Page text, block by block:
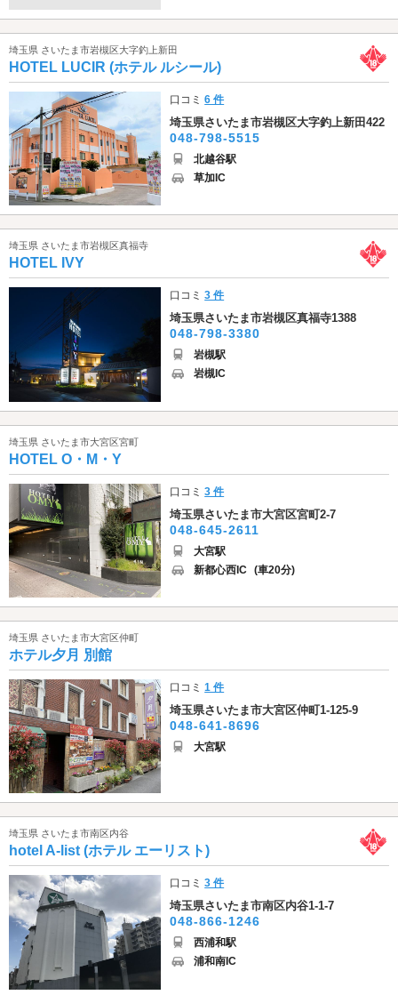
埼玉県 さいたま市岩槻区大字釣上新田
HOTEL LUCIR (ホテル ルシール)
口コミ6 件
埼玉県さいたま市岩槻区大字釣上新田422
048-798-5515
北越谷駅
草加IC
埼玉県 さいたま市岩槻区真福寺
HOTEL IVY
口コミ3 件
埼玉県さいたま市岩槻区真福寺1388
048-798-3380
岩槻駅
岩槻IC
埼玉県 さいたま市大宮区宮町
HOTEL O・M・Y
口コミ3 件
埼玉県さいたま市大宮区宮町2-7
048-645-2611
大宮駅
新都心西IC (車20分)
埼玉県 さいたま市大宮区仲町
ホテル夕月 別館
口コミ1 件
埼玉県さいたま市大宮区仲町1-125-9
048-641-8696
大宮駅
埼玉県 さいたま市南区内谷
hotel A-list (ホテル エーリスト)
口コミ3 件
埼玉県さいたま市南区内谷1-1-7
048-866-1246
西浦和駅
浦和南IC